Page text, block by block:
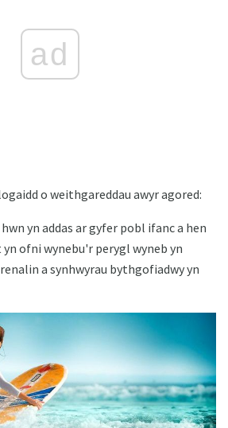
ad
o weithgareddau awyr agored:
yn addas ar gyfer pobl ifanc a hen
ofni wynebu'r perygl wyneb yn
a synhwyrau bythgofiadwy yn